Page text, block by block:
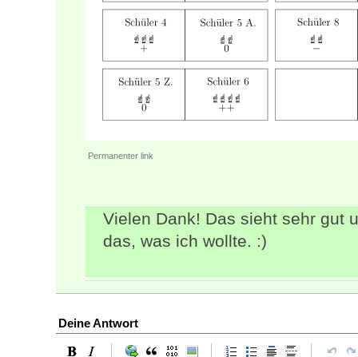
Permanenter link
Vielen Dank! Das sieht sehr gut
das, was ich wollte. :)
Deine Antwort